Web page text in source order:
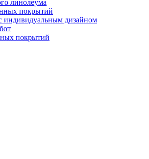
линолеума
покрытий
индивидуальным дизайном
покрытий